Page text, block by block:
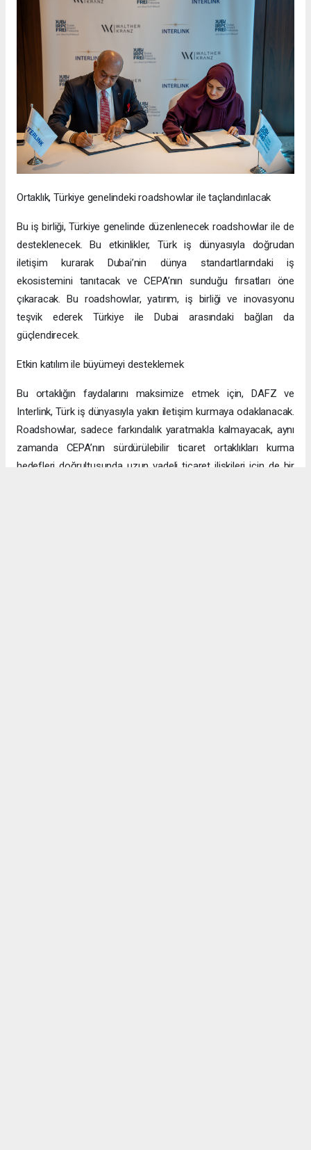
Ortaklık, Türkiye genelindeki roadshowlar ile taçlandırılacak
Bu iş birliği, Türkiye genelinde düzenlenecek roadshowlar ile de
desteklenecek. Bu etkinlikler, Türk iş dünyasıyla doğrudan
iletişim kurarak Dubai’nin dünya standartlarındaki iş
ekosistemini tanıtacak ve CEPA’nın sunduğu fırsatları öne
çıkaracak. Bu roadshowlar, yatırım, iş birliği ve inovasyonu
teşvik ederek Türkiye ile Dubai arasındaki bağları da
güçlendirecek.
Etkin katılım ile büyümeyi desteklemek
Bu ortaklığın faydalarını maksimize etmek için, DAFZ ve
Interlink, Türk iş dünyasıyla yakın iletişim kurmaya odaklanacak.
Roadshowlar, sadece farkındalık yaratmakla kalmayacak, aynı
zamanda CEPA’nın sürdürülebilir ticaret ortaklıkları kurma
hedefleri doğrultusunda uzun vadeli ticaret ilişkileri için de bir